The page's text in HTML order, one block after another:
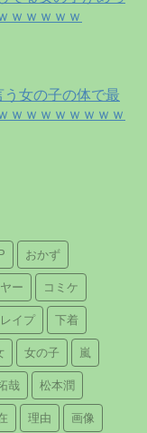
ｗｗｗｗｗ
う女の子の体で最
ｗｗｗｗｗｗｗｗ
おかず
ー コミケ
レイプ 下着
女の子 嵐
哉 松本潤
理由 画像